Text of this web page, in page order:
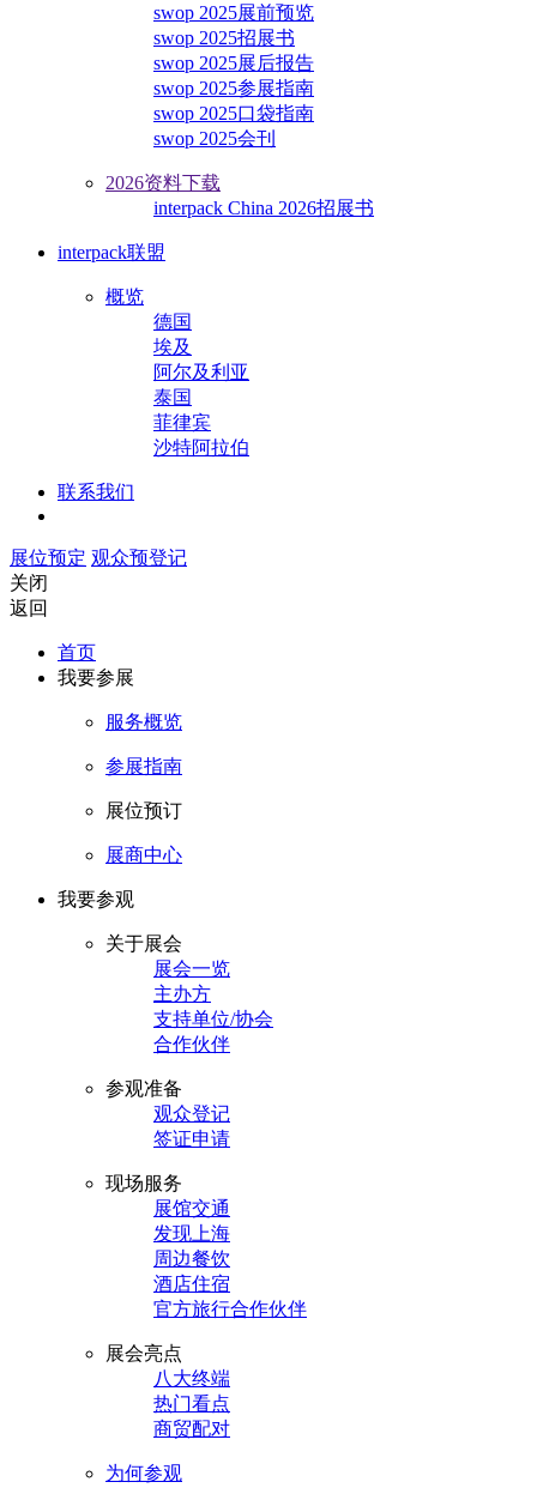
swop 2025展前预览
swop 2025招展书
swop 2025展后报告
swop 2025参展指南
swop 2025口袋指南
swop 2025会刊
2026资料下载
interpack China 2026招展书
interpack联盟
概览
德国
埃及
阿尔及利亚
泰国
菲律宾
沙特阿拉伯
联系我们
展位预定 观众预登记
关闭
返回
首页
我要参展
服务概览
参展指南
展位预订
展商中心
我要参观
关于展会
展会一览
主办方
支持单位/协会
合作伙伴
参观准备
观众登记
签证申请
现场服务
展馆交通
发现上海
周边餐饮
酒店住宿
官方旅行合作伙伴
展会亮点
八大终端
热门看点
商贸配对
为何参观